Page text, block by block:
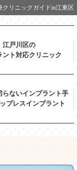
リニックガイドin江東区
江戸川区の
ント対応クリニック
らないインプラント手
プレスインプラント